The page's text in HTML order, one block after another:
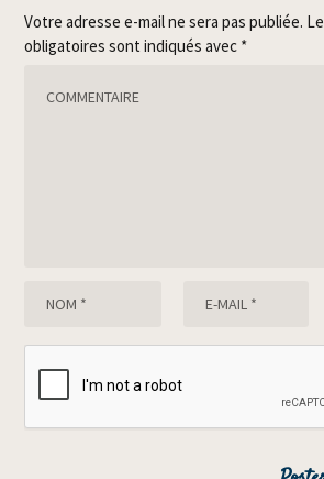
Votre adresse e-mail ne sera pas publiée.
obligatoires sont indiqués avec *